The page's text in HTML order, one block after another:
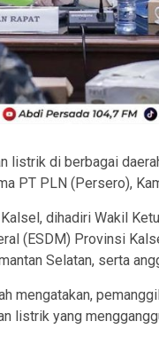
listrik di berbagai
PT PLN (Persero),
dihadiri Wakil
(ESDM) Provinsi
Selatan, serta
mengatakan,
listrik yang